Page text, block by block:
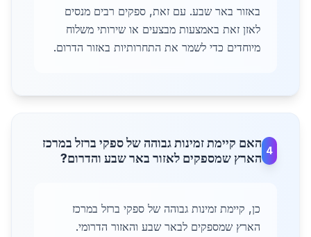
באזור באר שבע. עם זאת, ספקים רבים מנסים
לאזן זאת באמצעות מבצעים או שירותי משלוח
מיוחדים כדי לשמר את התחרותיות באזור הדרום.
4
האם קיימת זמינות גבוהה של ספקי ברזל במרכז
הארץ שמספקים לאזור באר שבע והדרום?
כן, קיימת זמינות גבוהה של ספקי ברזל במרכז
הארץ שמספקים לבאר שבע והאזור הדרומי.